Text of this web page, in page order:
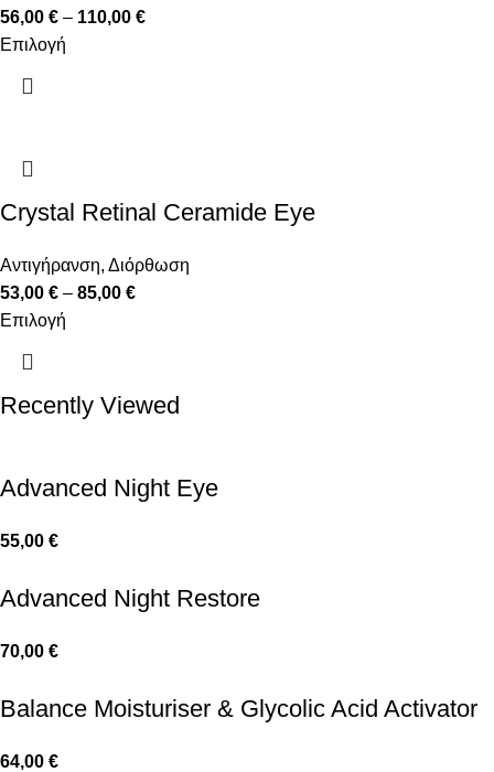
56,00 € – 110,00 €
Επιλογή
Crystal Retinal Ceramide Eye
Αντιγήρανση, Διόρθωση
53,00 € – 85,00 €
Επιλογή
Recently Viewed
Advanced Night Eye
55,00 €
Advanced Night Restore
70,00 €
Balance Moisturiser & Glycolic Acid Activator
64,00 €